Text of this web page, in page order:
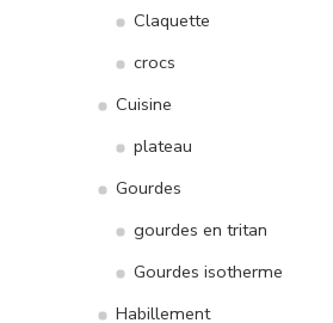
Claquette
crocs
Cuisine
plateau
Gourdes
gourdes en tritan
Gourdes isotherme
Habillement